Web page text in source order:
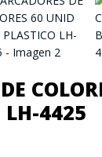
LH-4425